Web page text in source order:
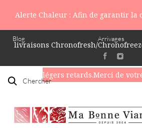
Alerte Chaleur : Afin de garantir la
livraisons Chronofresh/
légers retards.Merci de
Blog Arrivages
Chercher